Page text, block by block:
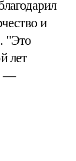
и
"Это
лет
—